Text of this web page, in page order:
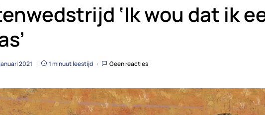
‘Ik wou dat ik
2021 1 minuut leestijd Geen reacties